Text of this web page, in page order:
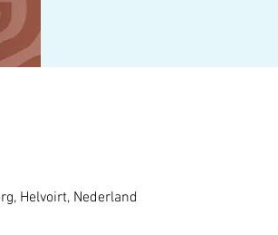
Helvoirt, Nederland